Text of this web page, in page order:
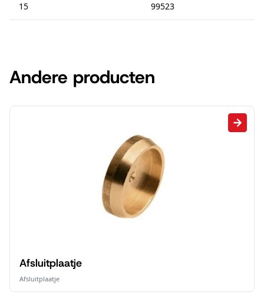
15 99523
Andere producten
Afsluitplaatje
Afsluitplaatje